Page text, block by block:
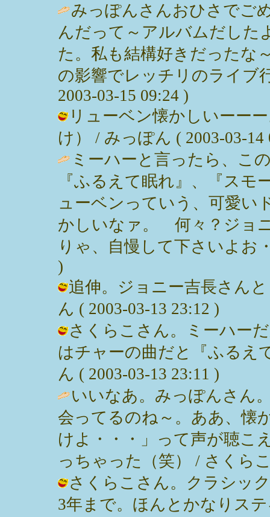
みっぽんさんおひさでご
んだって～アルバムだした
た。私も結構好きだったな
の影響でレッチリのライブ
2003-03-15 09:24 )
リューベン懐かしいーー
け） / みっぽん ( 2003-03-14
ミーハーと言ったら、こ
『ふるえて眠れ』、『ス
ューベンっていう、可愛い
かしいなァ。 何々？ジョ
りゃ、自慢して下さいよお
)
追伸。ジョニー吉長さん
ん ( 2003-03-13 23:12 )
さくらこさん。ミーハー
はチャーの曲だと『ふるえ
ん ( 2003-03-13 23:11 )
いいなあ。みっぽんさん
会ってるのね～。ああ、懐
けよ・・・」って声が聴こ
っちゃった（笑） / さくら
さくらこさん。クラシッ
3年まで。ほんとかなりス